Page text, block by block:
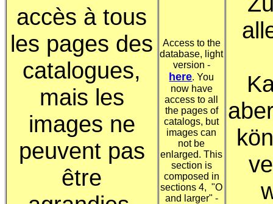
accès à tous
les pages des
catalogues,
mais les
images ne
peuvent pas
être
Access to the
database, light
version -
here. You
now have
access to all
the pages of
catalogs, but
images can
not be
enlarged. This
section is
composed in
sections 4, "O
and larger" -